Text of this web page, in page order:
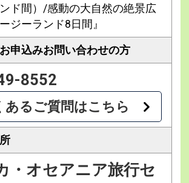
ド間）/感動の大自然の絶景広
ジーランド8日間』
申込みお問い合わせの方
8552
あるご質問はこちら
・オセアニア旅行セ